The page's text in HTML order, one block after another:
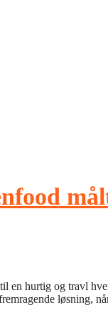
en hurtig og travl
løsning,